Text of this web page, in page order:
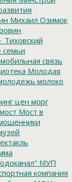
Михаил Озимок
семьи
мобильная связь
Молодая
молоко
цен морг
мост Мост в
МУП
компания